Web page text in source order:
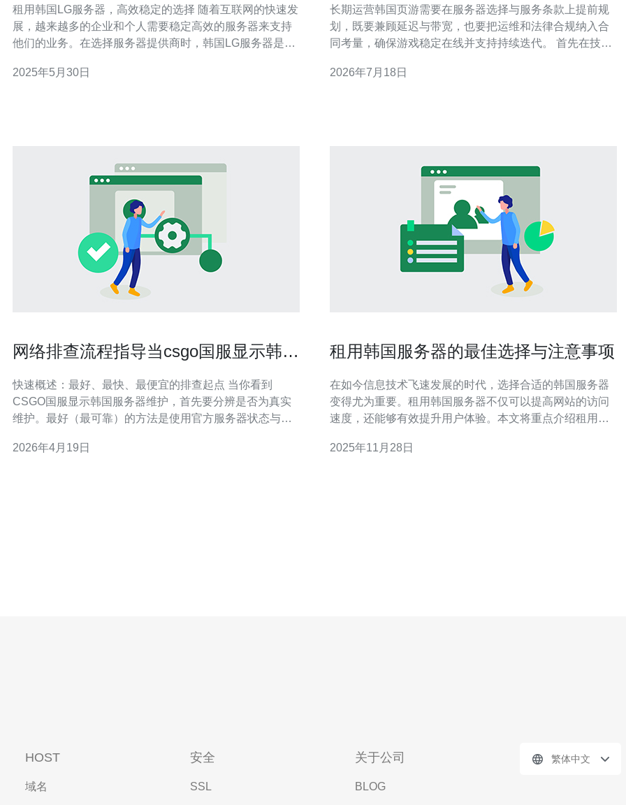
租用韩国LG服务器，高效稳定的选择 随着互联网的快速发
展，越来越多的企业和个人需要稳定高效的服务器来支持
他们的业务。在选择服务器提供商时，韩国LG服务器是一
器产品在性能和稳定性方面都有着极高的口碑。 租用韩国
2025年5月30日
长期运营韩国页游需要在服务器选择与服务条款上提前规
划，既要兼顾延迟与带宽，也要把运维和法律合规纳入合
同考量，确保游戏稳定在线并支持持续迭代。 首先在技术
路的国外VPS，理由是玩家访问延迟低、丢包少；购买时
2026年7月18日
网络排查流程指导当csgo国服显示韩国
快速概述：最好、最快、最便宜的排查起点 当你看到
CSGO国服显示韩国服务器维护，首先要分辨是否为真实
维护。最好（最可靠）的方法是使用官方服务器状态与第
2026年4月19日
租用韩国服务器的最佳选择与注意事项
在如今信息技术飞速发展的时代，选择合适的韩国服务器
变得尤为重要。租用韩国服务器不仅可以提高网站的访问
速度，还能够有效提升用户体验。本文将重点介绍租用韩
值得信赖的服务提供商。 选择合适的服务器类型 在选择韩
2025年11月28日
HOST
域名
安全
SSL
关于公司
BLOG
繁体中文